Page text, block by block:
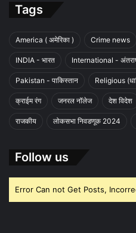
Tags
America ( अमेरिका ) Crime news
INDIA - भारत International -
Pakistan - पाकिस्तान Religious
क्राईम रंग जनरल नॉलेज देश विदेश
राजकीय लोकसभा निवडणूक 2024
Follow us
Error Can not Get Posts,